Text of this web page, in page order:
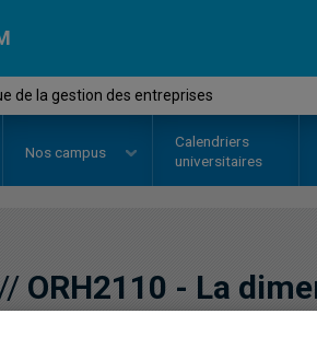
de la gestion des entreprises
Nos campus
Calendriers
universitaires
ORH2110 - La